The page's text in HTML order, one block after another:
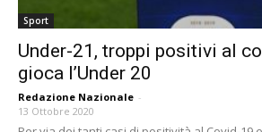
Sport
Under-21, troppi positivi al
gioca l’Under 20
Redazione Nazionale -
13 Ottobre 2020